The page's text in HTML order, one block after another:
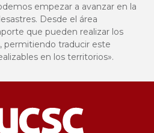
empezar a avanzar en la
Desde el área
que pueden realizar los
permitiendo traducir este
en los territorios».